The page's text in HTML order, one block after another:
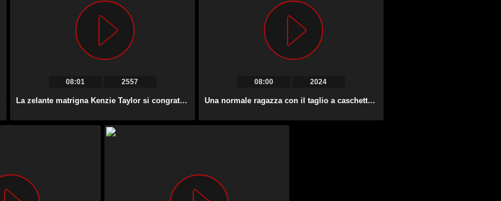
08:01 2557
La zelante matrigna Kenzie Taylor si congratula con gli alunni con un buon pompino.
08:00 2024
Una normale ragazza con il taglio a caschetto apre la bocca per fare un bel pompino.